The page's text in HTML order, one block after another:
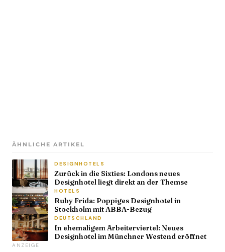
ÄHNLICHE ARTIKEL
DESIGNHOTELS
Zurück in die Sixties: Londons neues
Designhotel liegt direkt an der Themse
HOTELS
Ruby Frida: Poppiges Designhotel in
Stockholm mit ABBA-Bezug
DEUTSCHLAND
In ehemaligem Arbeiterviertel: Neues
Designhotel im Münchner Westend eröffnet
ANZEIGE